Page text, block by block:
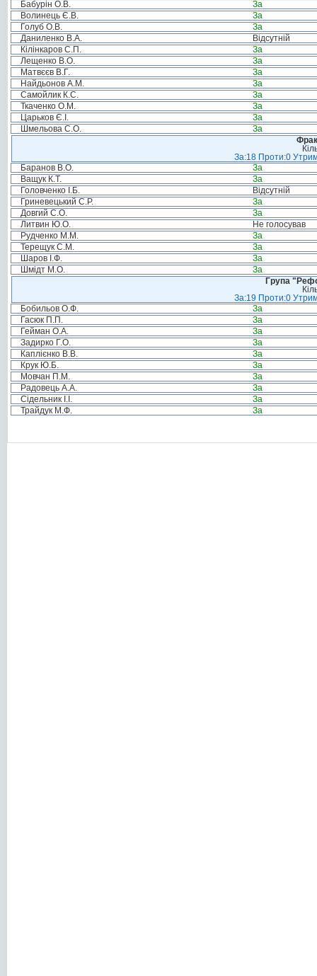
Бабурін О.В.
За
Волинець Є.В.
За
Голуб О.В.
За
Даниленко В.А.
Відсутній
Кілінкаров С.П.
За
Лещенко В.О.
За
Матвєєв В.Г.
За
Найдьонов А.М.
За
Самойлик К.С.
За
Ткаченко О.М.
За
Царьков Є.І.
За
Шмельова С.О.
За
За:18 Проти:0
Баранов В.О.
За
Ващук К.Т.
За
Головченко І.Б.
Відсутній
Гриневецький С.Р.
За
Довгий С.О.
За
Литвин Ю.О.
Не голосував
Рудченко М.М.
За
Терещук С.М.
За
Шаров І.Ф.
За
Шмідт М.О.
За
Група
За:19 Проти:0
Бобильов О.Ф.
За
Гасюк П.П.
За
Гейман О.А.
За
Задирко Г.О.
За
Каплієнко В.В.
За
Крук Ю.Б.
За
Мовчан П.М.
За
Радовець А.А.
За
Сідельник І.І.
За
Трайдук М.Ф.
За